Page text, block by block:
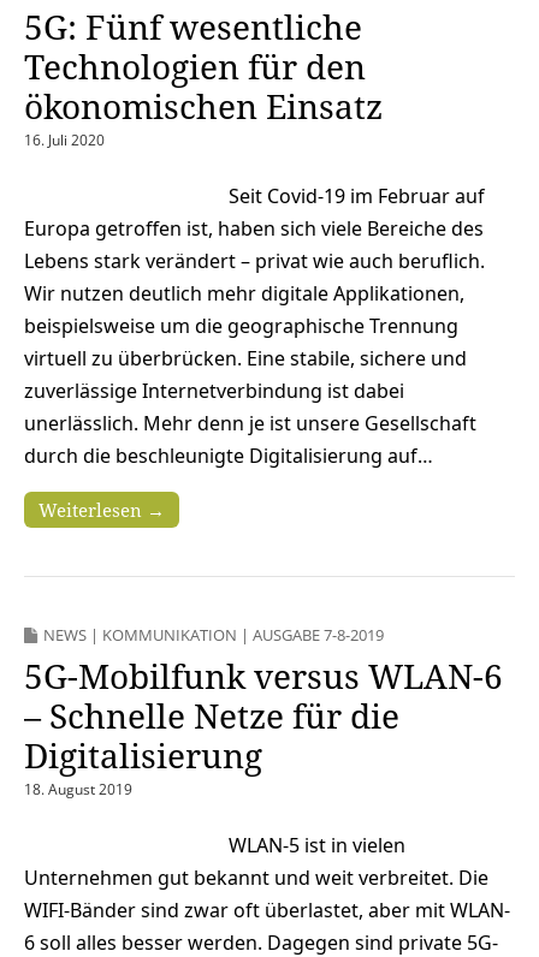
5G: Fünf wesentliche
Technologien für den
ökonomischen Einsatz
16. Juli 2020
Seit Covid-19 im Februar auf
Europa getroffen ist, haben sich viele Bereiche des
Lebens stark verändert – privat wie auch beruflich.
Wir nutzen deutlich mehr digitale Applikationen,
beispielsweise um die geographische Trennung
virtuell zu überbrücken. Eine stabile, sichere und
zuverlässige Internetverbindung ist dabei
unerlässlich. Mehr denn je ist unsere Gesellschaft
durch die beschleunigte Digitalisierung auf…
Weiterlesen →
NEWS | KOMMUNIKATION | AUSGABE 7-8-2019
5G-Mobilfunk versus WLAN-6
– Schnelle Netze für die
Digitalisierung
18. August 2019
WLAN-5 ist in vielen
Unternehmen gut bekannt und weit verbreitet. Die
WIFI-Bänder sind zwar oft überlastet, aber mit WLAN-
6 soll alles besser werden. Dagegen sind private 5G-